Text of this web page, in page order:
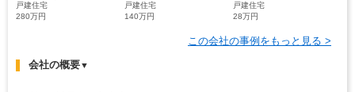
戸建住宅
280万円
戸建住宅
140万円
戸建住宅
28万円
この会社の事例をもっと見る >
会社の概要▼